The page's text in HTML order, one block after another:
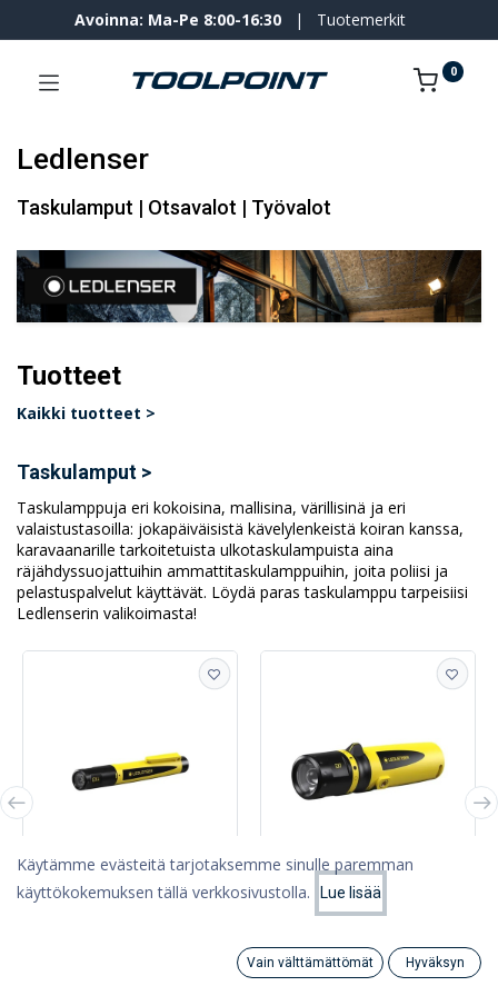
Category
Avoinna: Ma-Pe 8:00-16:30 | Tuotemerkit
0
Ledlenser
Taskulamput | Otsavalot | Työvalot
Tuotteet
Kaikki tuotteet >
Taskulamput >
Taskulamppuja eri kokoisina, mallisina, värillisinä ja eri
valaistustasoilla: jokapäiväisistä kävelylenkeistä koiran kanssa,
karavaanarille tarkoitetuista ulkotaskulampuista aina
räjähdyssuojattuihin ammattitaskulamppuihin, joita poliisi ja
pelastuspalvelut käyttävät. Löydä paras taskulamppu tarpeisiisi
Ledlenserin valikoimasta!
Taskulamput
LedLenser EX4 rasiassa
Taskulamput
LedLenser EX7 rasiassa
Käytämme evästeitä tarjotaksemme sinulle paremman
käyttökokemuksen tällä verkkosivustolla.
Lue lisää
Vain välttämättömät Hyväksyn